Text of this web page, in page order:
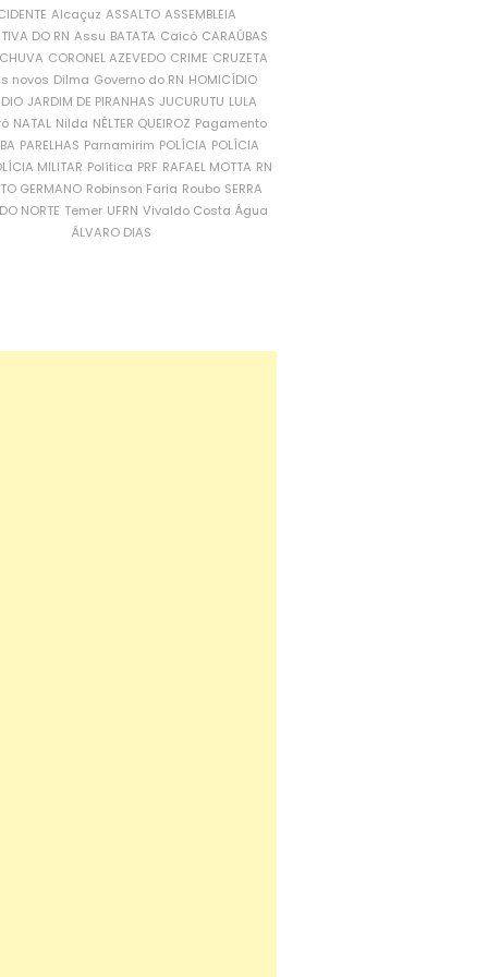
Alcaçuz ASSALTO ASSEMBLEIA
DO RN Assu BATATA Caicó CARAÚBAS
CORONEL AZEVEDO CRIME CRUZETA
novos Dilma Governo do RN HOMICÍDIO
JARDIM DE PIRANHAS JUCURUTU LULA
NATAL Nilda NÉLTER QUEIROZ Pagamento
PARELHAS Parnamirim POLÍCIA POLÍCIA
MILITAR Política PRF RAFAEL MOTTA RN
GERMANO Robinson Faria Roubo SERRA
NORTE Temer UFRN Vivaldo Costa Água
ÁLVARO DIAS